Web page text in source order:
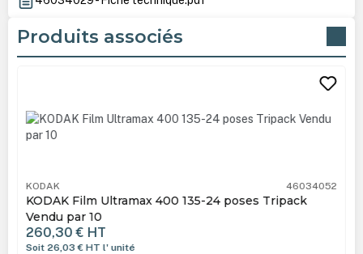
Produits associés
KODAK 46034052
KODAK Film Ultramax 400 135-24 poses Tripack
Vendu par 10
260,30 € HT
Soit 26,03 € HT l' unité